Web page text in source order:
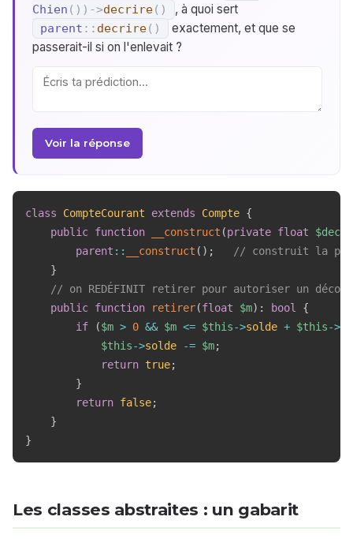
Chien ( ) ) ->decrire( ) , à quoi sert
parent :: decrire( )
exactement, et que se
passerait-il si on l'enlevait ?
Voir la réponse
class CompteCourant extends Compte {
public function __construct (private float
parent :: __construct ( ) ;
// construit la
}
// on REDÉFINIT retirer pour autoriser un
public function retirer(float $m) : bool
{
if
($m > 0 && $m <= $this->solde + $this->
$this->solde -= $m;
return true;
}
return false;
}
}
Les classes abstraites : un gabarit